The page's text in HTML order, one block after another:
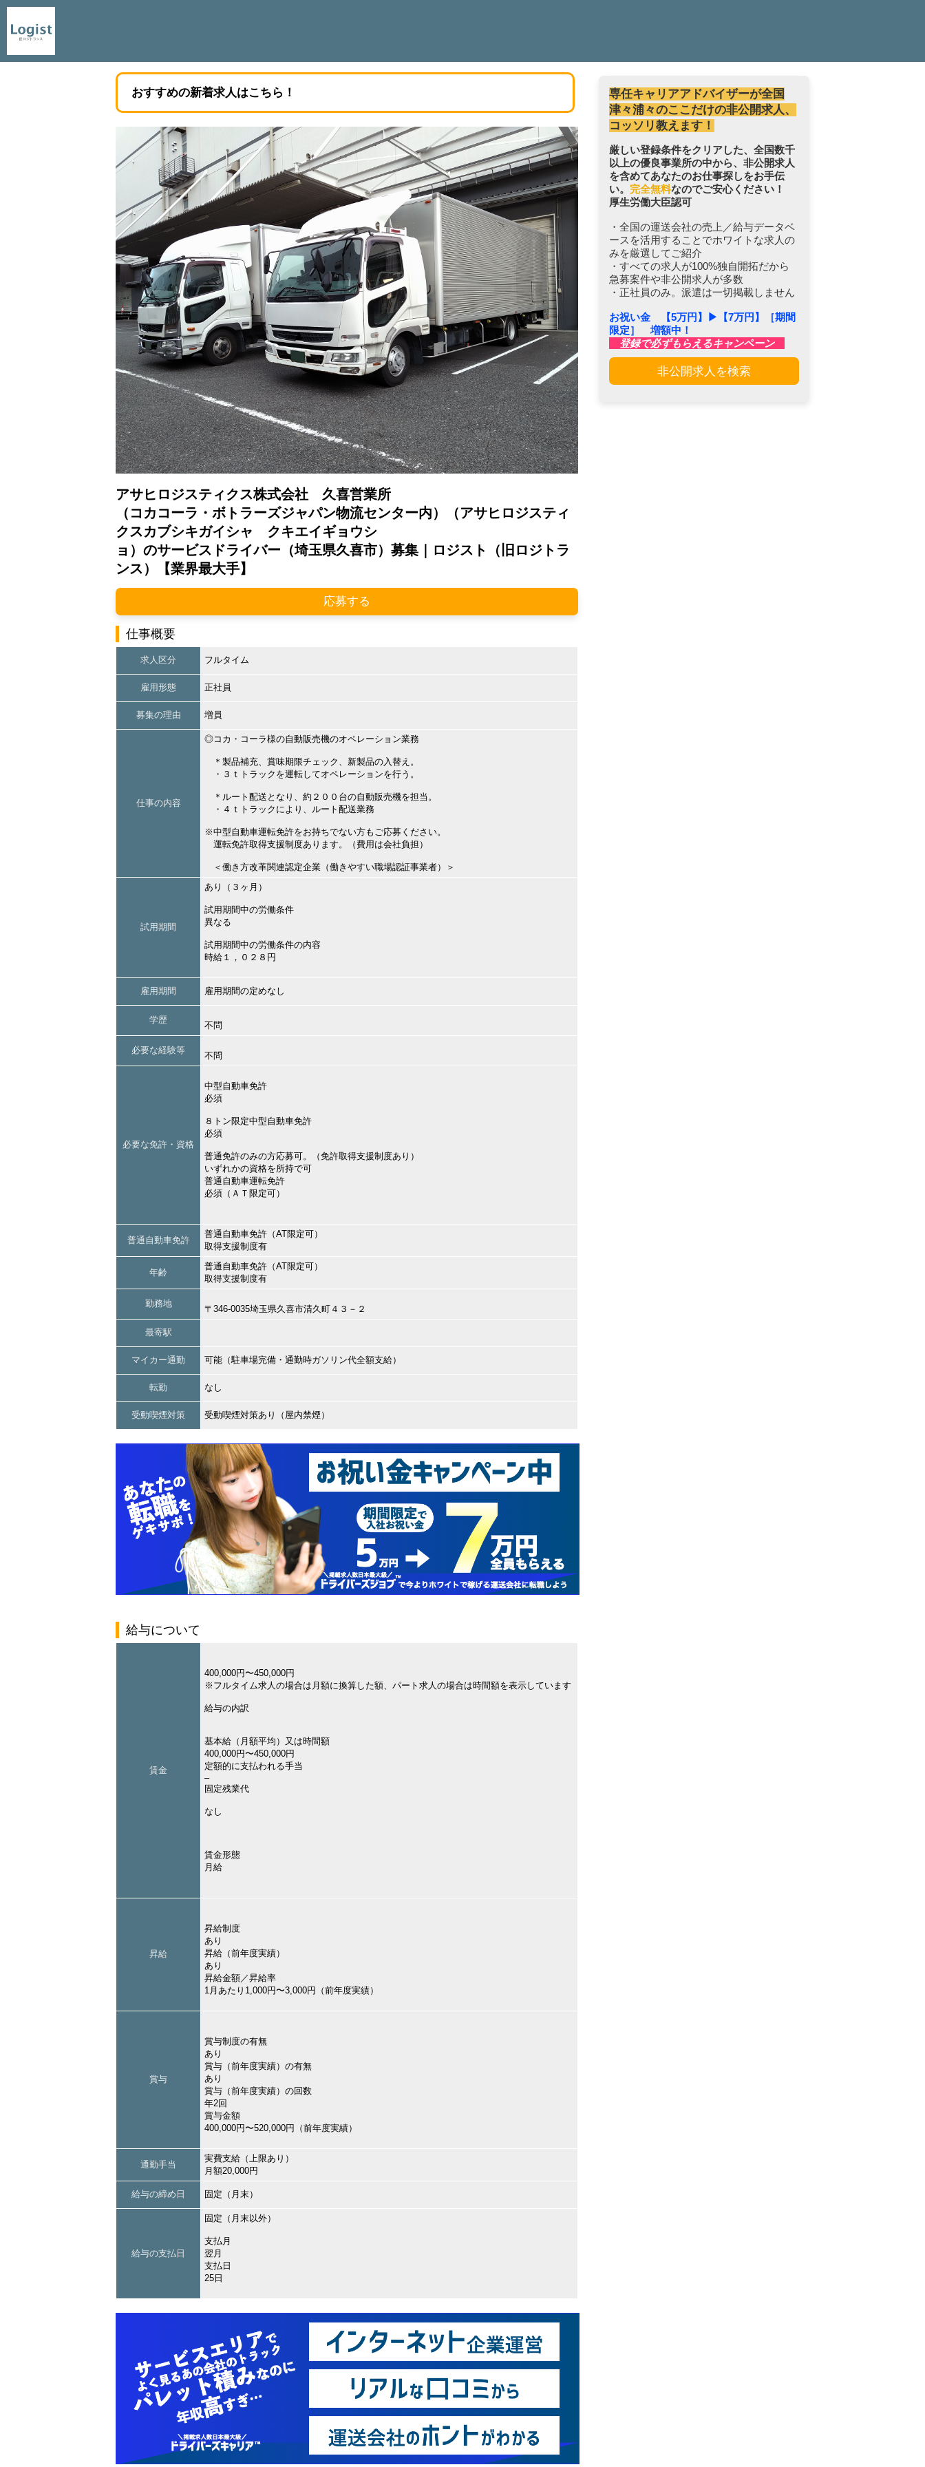
おすすめの新着求人はこちら！
アサヒロジスティクス株式会社 久喜営業所
（コカコーラ・ボトラーズジャパン物流センター内）（アサヒロジスティ
クスカブシキガイシャ クキエイギョウシ
ョ）のサービスドライバー（埼玉県久喜市）募集｜ロジスト（旧ロジトラ
ンス）【業界最大手】
応募する
仕事概要
求人区分 フルタイム
雇用形態 正社員
募集の理由 増員
仕事の内容
◎コカ・コーラ様の自動販売機のオペレーション業務
＊製品補充、賞味期限チェック、新製品の入替え。
・３ｔトラックを運転してオペレーションを行う。
＊ルート配送となり、約２００台の自動販売機を担当。
・４ｔトラックにより、ルート配送業務
※中型自動車運転免許をお持ちでない方もご応募ください。
運転免許取得支援制度あります。（費用は会社負担）
＜働き方改革関連認定企業（働きやすい職場認証事業者）＞
試用期間
あり（３ヶ月）
試用期間中の労働条件
異なる
試用期間中の労働条件の内容
時給１，０２８円
雇用期間 雇用期間の定めなし
学歴
不問
必要な経験等
不問
必要な免許・資格
中型自動車免許
必須
８トン限定中型自動車免許
必須
普通免許のみの方応募可。（免許取得支援制度あり）
いずれかの資格を所持で可
普通自動車運転免許
必須（ＡＴ限定可）
普通自動車免許
普通自動車免許（AT限定可）
取得支援制度有
年齢
普通自動車免許（AT限定可）
取得支援制度有
勤務地
〒346-0035埼玉県久喜市清久町４３－２
最寄駅
マイカー通勤 可能（駐車場完備・通勤時ガソリン代全額支給）
転勤 なし
受動喫煙対策 受動喫煙対策あり（屋内禁煙）
給与について
賃金
400,000円〜450,000円
※フルタイム求人の場合は月額に換算した額、パート求人の場合は時間額を表示しています
給与の内訳
基本給（月額平均）又は時間額
400,000円〜450,000円
定額的に支払われる手当
–
固定残業代
なし
賃金形態
月給
昇給
昇給制度
あり
昇給（前年度実績）
あり
昇給金額／昇給率
1月あたり1,000円〜3,000円（前年度実績）
賞与
賞与制度の有無
あり
賞与（前年度実績）の有無
あり
賞与（前年度実績）の回数
年2回
賞与金額
400,000円〜520,000円（前年度実績）
通勤手当
実費支給（上限あり）
月額20,000円
給与の締め日 固定（月末）
給与の支払日
固定（月末以外）
支払月
翌月
支払日
25日
専任キャリアアドバイザーが全国
津々浦々のここだけの非公開求人、
コッソリ教えます！
厳しい登録条件をクリアした、全国数千
以上の優良事業所の中から、非公開求人
を含めてあなたのお仕事探しをお手伝
い。 完全無料なのでご安心ください！
厚生労働大臣認可
・全国の運送会社の売上／給与データベ
ースを活用することでホワイトな求人の
みを厳選してご紹介
・すべての求人が100%独自開拓だから
急募案件や非公開求人が多数
・正社員のみ。派遣は一切掲載しません
お祝い金 【5万円】▶︎【7万円】［期間
限定］ 増額中！
登録で必ずもらえるキャンペーン
非公開求人を検索